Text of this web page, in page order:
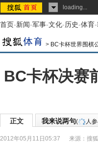
loading...
首页-新闻-军事-文化-历史-体育-
> BC卡杯世界围棋
BC卡杯决赛
正文 我来说两句( 人
2012年05月11日05:37 来源： 搜